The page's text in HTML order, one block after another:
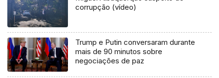
corrupção (vídeo)
Trump e Putin conversaram durante
mais de 90 minutos sobre
negociações de paz